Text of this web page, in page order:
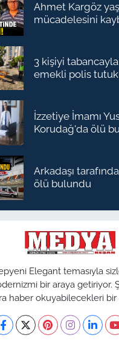
Ahmet Kargöz
mücadelesini
3 kişiyi
emekli polis
İzzetiye İmamı
Korudağ'da ölü
Arkadaşı
ölü bulundu
Elegant temasıyla
bir araya getiriyor.
haber okuyabilecekleri bir